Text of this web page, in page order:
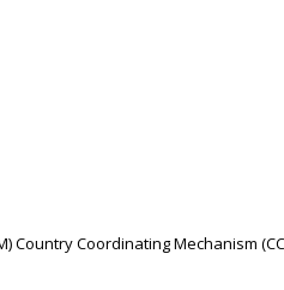
Coordinating Mechanism